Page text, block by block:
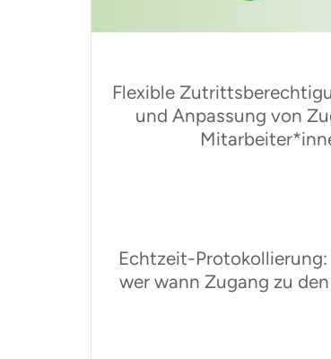
Flexible
und Anpassung von
Echtzeit-Protokollierung:
wer wann Zugang zu